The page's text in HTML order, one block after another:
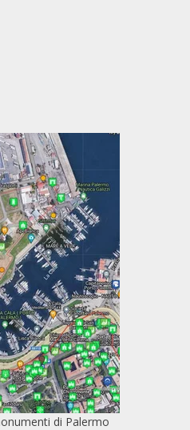
di Palermo